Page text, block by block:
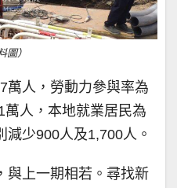
圖）
萬人，勞動力參與率為
人，本地就業居民為
少900人及1,700人。
與上一期相若。尋找新